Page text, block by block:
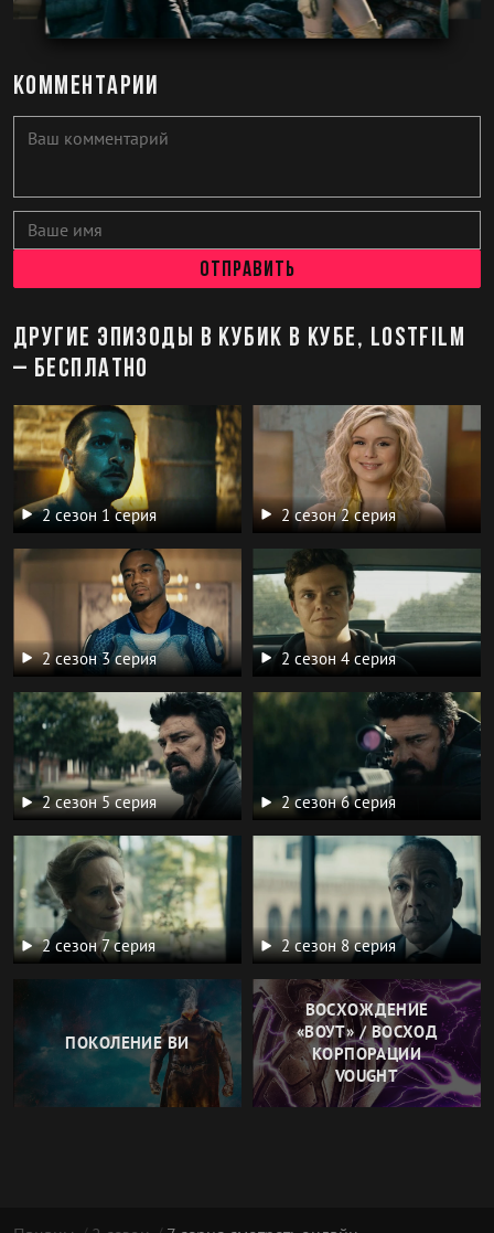
Комментарии
Отправить
Другие эпизоды в Кубик в Кубе, LostFilm
– бесплатно
2 сезон 1 серия 2 сезон 2 серия
2 сезон 3 серия 2 сезон 4 серия
2 сезон 5 серия 2 сезон 6 серия
2 сезон 7 серия 2 сезон 8 серия
ПОКОЛЕНИЕ ВИ
ВОСХОЖДЕНИЕ
«ВОУТ» / ВОСХОД
КОРПОРАЦИИ
VOUGHT